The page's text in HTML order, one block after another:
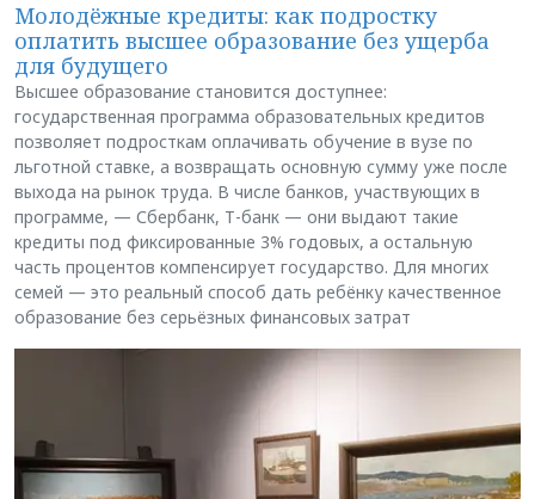
Молодёжные кредиты: как подростку
оплатить высшее образование без ущерба
для будущего
Высшее образование становится доступнее:
государственная программа образовательных кредитов
позволяет подросткам оплачивать обучение в вузе по
льготной ставке, а возвращать основную сумму уже после
выхода на рынок труда. В числе банков, участвующих в
программе, — Сбербанк, Т-банк — они выдают такие
кредиты под фиксированные 3% годовых, а остальную
часть процентов компенсирует государство. Для многих
семей — это реальный способ дать ребёнку качественное
образование без серьёзных финансовых затрат